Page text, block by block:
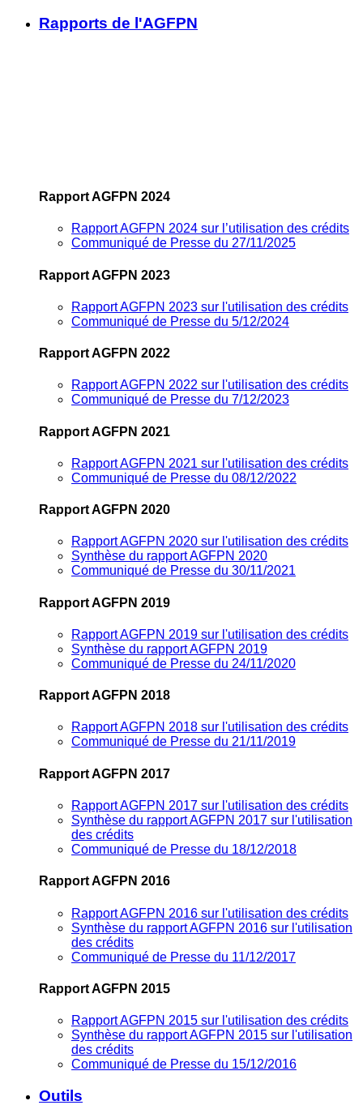
Rapports de l'AGFPN
Rapport AGFPN 2024
Rapport AGFPN 2024 sur l’utilisation des crédits
Communiqué de Presse du 27/11/2025
Rapport AGFPN 2023
Rapport AGFPN 2023 sur l'utilisation des crédits
Communiqué de Presse du 5/12/2024
Rapport AGFPN 2022
Rapport AGFPN 2022 sur l'utilisation des crédits
Communiqué de Presse du 7/12/2023
Rapport AGFPN 2021
Rapport AGFPN 2021 sur l'utilisation des crédits
Communiqué de Presse du 08/12/2022
Rapport AGFPN 2020
Rapport AGFPN 2020 sur l'utilisation des crédits
Synthèse du rapport AGFPN 2020
Communiqué de Presse du 30/11/2021
Rapport AGFPN 2019
Rapport AGFPN 2019 sur l'utilisation des crédits
Synthèse du rapport AGFPN 2019
Communiqué de Presse du 24/11/2020
Rapport AGFPN 2018
Rapport AGFPN 2018 sur l'utilisation des crédits
Communiqué de Presse du 21/11/2019
Rapport AGFPN 2017
Rapport AGFPN 2017 sur l'utilisation des crédits
Synthèse du rapport AGFPN 2017 sur l'utilisation
des crédits
Communiqué de Presse du 18/12/2018
Rapport AGFPN 2016
Rapport AGFPN 2016 sur l'utilisation des crédits
Synthèse du rapport AGFPN 2016 sur l'utilisation
des crédits
Communiqué de Presse du 11/12/2017
Rapport AGFPN 2015
Rapport AGFPN 2015 sur l'utilisation des crédits
Synthèse du rapport AGFPN 2015 sur l'utilisation
des crédits
Communiqué de Presse du 15/12/2016
Outils